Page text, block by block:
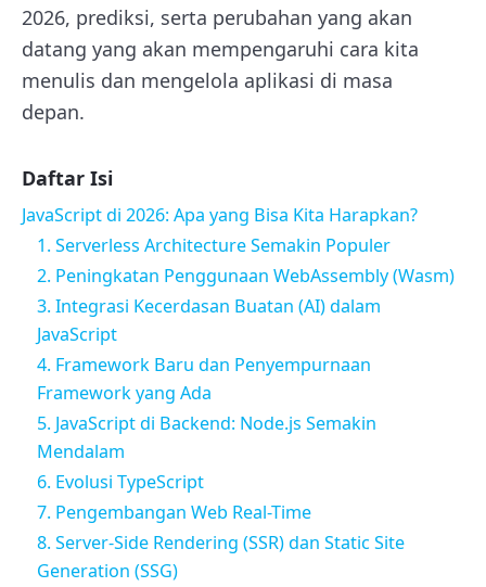
2026, prediksi, serta perubahan yang akan
datang yang akan mempengaruhi cara kita
menulis dan mengelola aplikasi di masa
depan.
Daftar Isi
JavaScript di 2026: Apa yang Bisa Kita Harapkan?
1. Serverless Architecture Semakin Populer
2. Peningkatan Penggunaan WebAssembly (Wasm)
3. Integrasi Kecerdasan Buatan (AI) dalam
JavaScript
4. Framework Baru dan Penyempurnaan
Framework yang Ada
5. JavaScript di Backend: Node.js Semakin
Mendalam
6. Evolusi TypeScript
7. Pengembangan Web Real-Time
8. Server-Side Rendering (SSR) dan Static Site
Generation (SSG)